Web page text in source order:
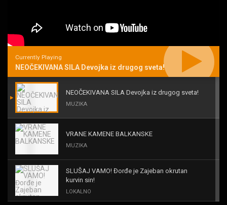
Currently Playing
NEOČEKIVANA SILA Devojka iz drugog sveta!
NEOČEKIVANA SILA Devojka iz drugog sveta!
MUZIKA
VRANE KAMENE BALKANSKE
MUZIKA
SLUŠAJ VAMO! Đorđe je Zajeban okrutan
kurvin sin!
LOKALNO